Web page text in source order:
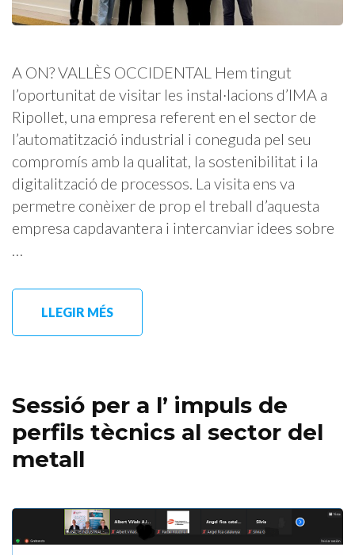
A ON? VALLÈS OCCIDENTAL Hem tingut
l’oportunitat de visitar les instal·lacions d’IMA a
Ripollet, una empresa referent en el sector de
l’automatització industrial i coneguda pel seu
compromís amb la qualitat, la sostenibilitat i la
digitalització de processos. La visita ens va
permetre conèixer de prop el treball d’aquesta
empresa capdavantera i intercanviar idees sobre
…
LLEGIR MÉS
Sessió per a l’ impuls de
perfils tècnics al sector del
metall